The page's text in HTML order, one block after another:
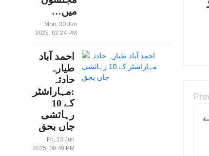
میں…
Mon, 30 Jun
2025, 02:24 PM
احمد آباد
طیارہ
حادثہ
:مہاراشٹر
کے 10
رہائشی
جاں بحق
Fri, 13 Jun
2025, 09:49 PM